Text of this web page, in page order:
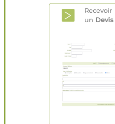
Recevoir
un Devis